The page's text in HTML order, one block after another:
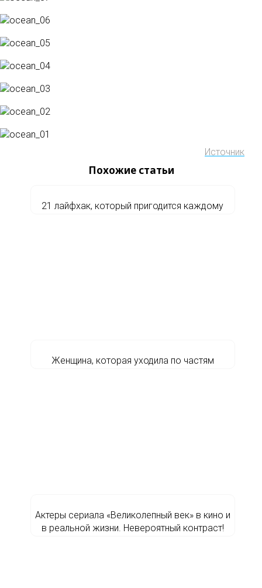
Источник
Похожие статьи
21 лайфхак, который пригодится каждому
Женщина, которая уходила по частям
Актеры сериала «Великолепный век» в кино и
в реальной жизни. Невероятный контраст!